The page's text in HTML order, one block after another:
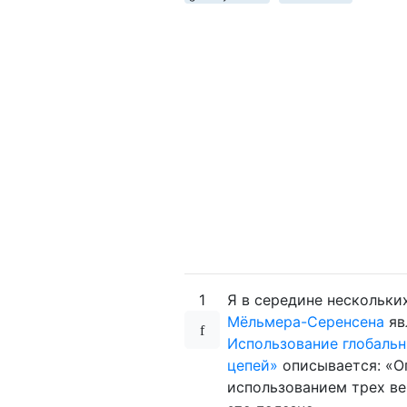
1
Я в середине
Мёльмера-Серенсена
Использование
цепей» описывается:
использованием трех